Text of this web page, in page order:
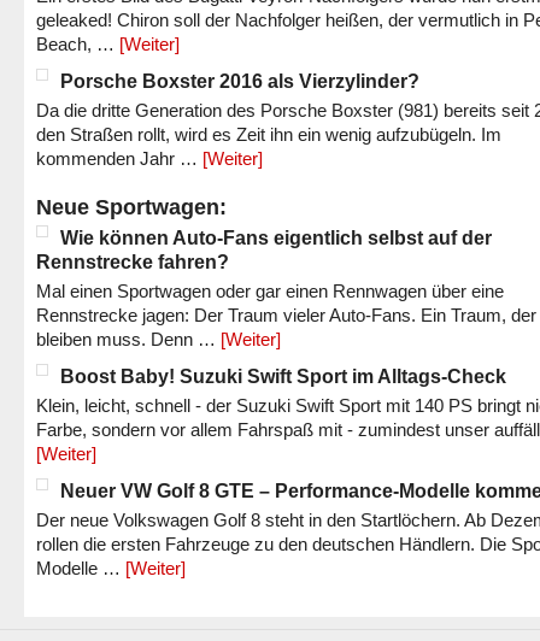
geleaked! Chiron soll der Nachfolger heißen, der vermutlich in
Beach, … [Weiter]
Porsche Boxster 2016 als Vierzylinder?
Da die dritte Generation des Porsche Boxster (981) bereits seit
den Straßen rollt, wird es Zeit ihn ein wenig aufzubügeln. Im
kommenden Jahr … [Weiter]
Neue Sportwagen:
Wie können Auto-Fans eigentlich selbst auf der
Rennstrecke fahren?
Mal einen Sportwagen oder gar einen Rennwagen über eine
Rennstrecke jagen: Der Traum vieler Auto-Fans. Ein Traum,
bleiben muss. Denn … [Weiter]
Boost Baby! Suzuki Swift Sport im Alltags-Check
Klein, leicht, schnell - der Suzuki Swift Sport mit 140 PS bringt
Farbe, sondern vor allem Fahrspaß mit - zumindest unser
[Weiter]
Neuer VW Golf 8 GTE – Performance-Modelle
Der neue Volkswagen Golf 8 steht in den Startlöchern. Ab
rollen die ersten Fahrzeuge zu den deutschen Händlern. Die
Modelle … [Weiter]